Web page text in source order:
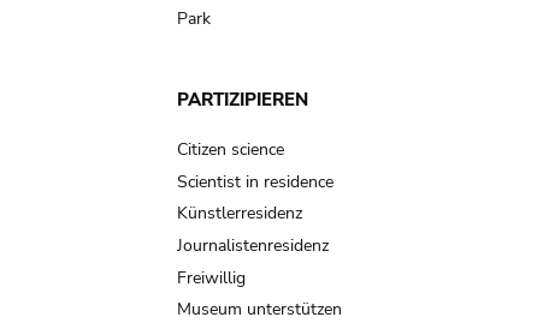
Park
PARTIZIPIEREN
Citizen science
Scientist in residence
Künstlerresidenz
Journalistenresidenz
Freiwillig
Museum unterstützen